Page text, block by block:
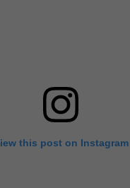
this post on Instagram